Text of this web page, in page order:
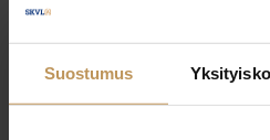
Suostumus
olevista ihmisistä ja häntä
huonolla tuulella. Tanjan
paitsi hänen
persoonastaan, myös siitä,